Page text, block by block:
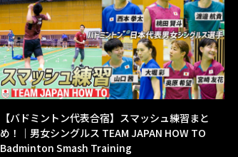
【バドミントン代表合宿】スマッシュ練習まと
め！｜男女シングルス TEAM JAPAN HOW TO
Badminton Smash Training